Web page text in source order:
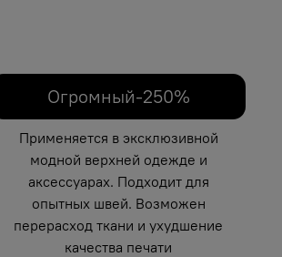
Огромный-250%
Применяется в эксклюзивной
модной верхней одежде и
аксессуарах. Подходит для
опытных швей. Возможен
перерасход ткани и ухудшение
качества печати